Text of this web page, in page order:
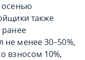
осенью
также
ранее
не менее 30–50%,
взносом 10%,